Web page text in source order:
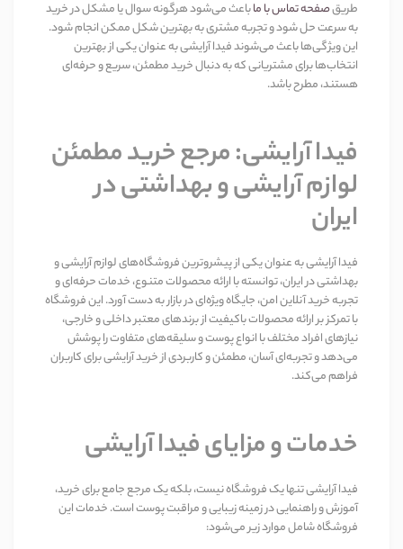
طریقصفحه تماس با ماباعث می‌شود هرگونه سوال یا مشکل در خرید
به سرعت حل شود و تجربه مشتری به بهترین شکل ممکن انجام شود.
این ویژگی‌ها باعث می‌شوند فیدا آرایشی به عنوان یکی از بهترین
انتخاب‌ها برای مشتریانی که به دنبال خرید مطمئن، سریع و حرفه‌ای
هستند، مطرح باشد.
فیدا آرایشی: مرجع خرید مطمئن
لوازم آرایشی و بهداشتی در
ایران
فیدا آرایشی به عنوان یکی از پیشروترین فروشگاه‌های لوازم آرایشی و
بهداشتی در ایران، توانسته با ارائه محصولات متنوع، خدمات حرفه‌ای و
تجربه خرید آنلاین امن، جایگاه ویژه‌ای در بازار به دست آورد. این فروشگاه
با تمرکز بر ارائه محصولات باکیفیت از برندهای معتبر داخلی و خارجی،
نیازهای افراد مختلف با انواع پوست و سلیقه‌های متفاوت را پوشش
می‌دهد و تجربه‌ای آسان، مطمئن و کاربردی از خرید آرایشی برای کاربران
فراهم می‌کند.
خدمات و مزایای فیدا آرایشی
فیدا آرایشی تنها یک فروشگاه نیست، بلکه یک مرجع جامع برای خرید،
آموزش و راهنمایی در زمینه زیبایی و مراقبت پوست است. خدمات این
فروشگاه شامل موارد زیر می‌شود: